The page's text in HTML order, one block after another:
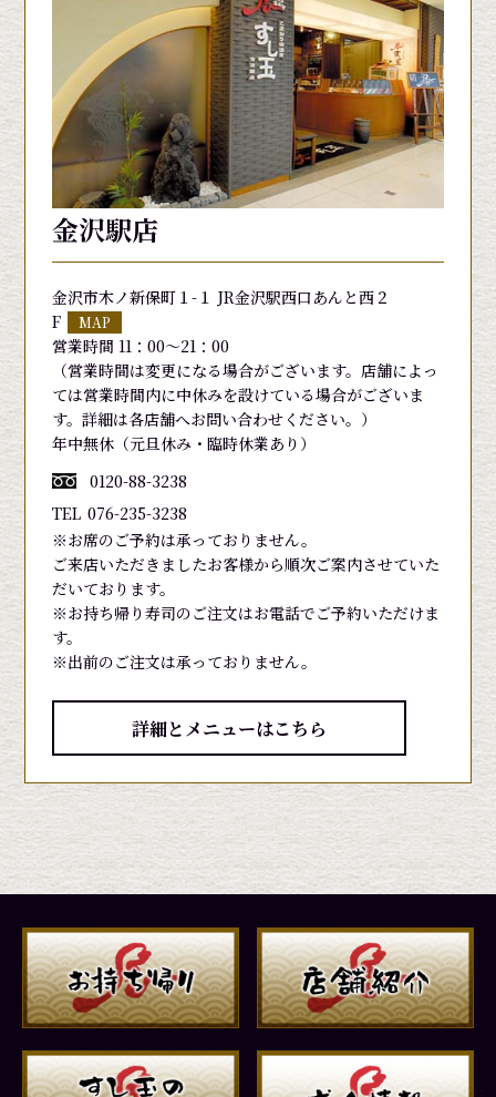
金沢駅店
金沢市木ノ新保町１-１ JR金沢駅西口あんと西２
F
MAP
営業時間 11：00～21：00
（営業時間は変更になる場合がございます。店舗によっ
ては営業時間内に中休みを設けている場合がございま
す。詳細は各店舗へお問い合わせください。）
年中無休（元旦休み・臨時休業あり）
0120-88-3238
TEL 076-235-3238
※お席のご予約は承っておりません。
ご来店いただきましたお客様から順次ご案内させていた
だいております。
※お持ち帰り寿司のご注文はお電話でご予約いただけま
す。
※出前のご注文は承っておりません。
詳細とメニューはこちら